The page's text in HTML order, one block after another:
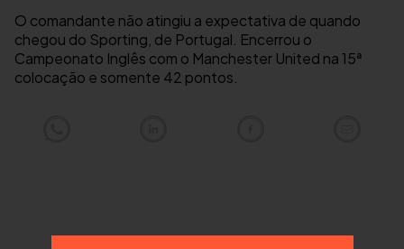
O comandante não atingiu a expectativa de quando
chegou do Sporting, de Portugal. Encerrou o
Campeonato Inglês com o Manchester United na 15ª
colocação e somente 42 pontos.